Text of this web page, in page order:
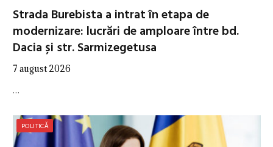
Strada Burebista a intrat în etapa de
modernizare: lucrări de amploare între bd.
Dacia și str. Sarmizegetusa
7 august 2026
…
POLITICĂ